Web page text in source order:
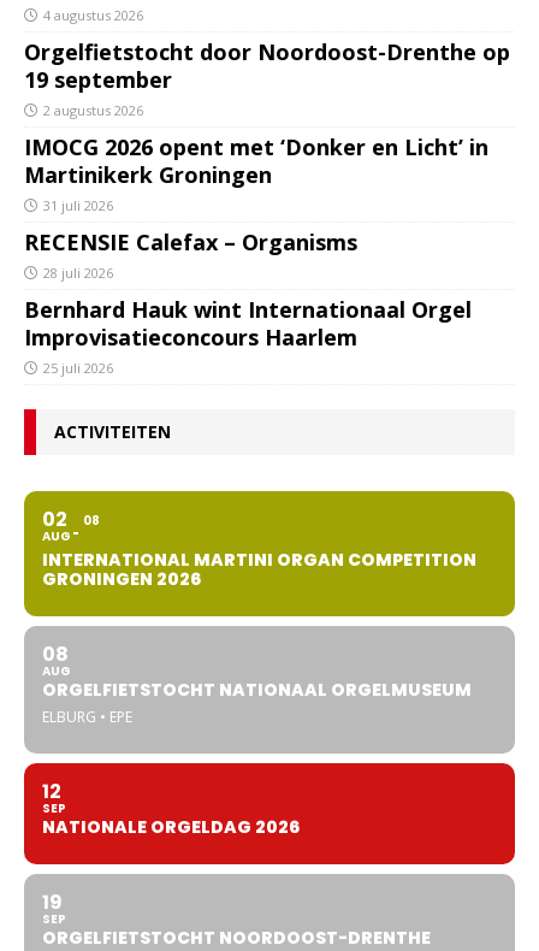
4 augustus 2026
Orgelfietstocht door Noordoost-Drenthe op
19 september
2 augustus 2026
IMOCG 2026 opent met ‘Donker en Licht’ in
Martinikerk Groningen
31 juli 2026
RECENSIE Calefax – Organisms
28 juli 2026
Bernhard Hauk wint Internationaal Orgel
Improvisatieconcours Haarlem
25 juli 2026
ACTIVITEITEN
02
AUG
08
INTERNATIONAL MARTINI ORGAN COMPETITION
GRONINGEN 2026
08
AUG
ORGELFIETSTOCHT NATIONAAL ORGELMUSEUM
ELBURG • EPE
12
SEP
NATIONALE ORGELDAG 2026
19
SEP
ORGELFIETSTOCHT NOORDOOST-DRENTHE